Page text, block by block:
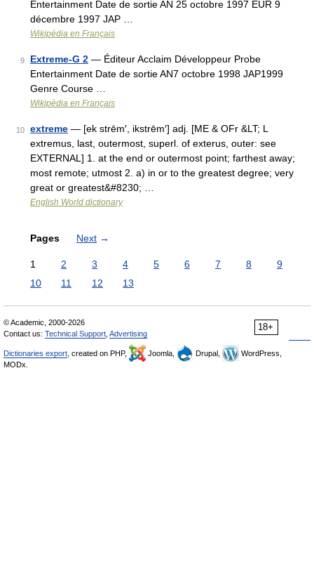
Entertainment Date de sortie AN 25 octobre 1997 EUR 9
décembre 1997 JAP …
Wikipédia en Français
9 Extreme-G 2 — Éditeur Acclaim Développeur Probe
Entertainment Date de sortie AN7 octobre 1998 JAP1999
Genre Course …
Wikipédia en Français
10 extreme — [ek strēm′, ikstrēm′] adj. [ME & OFr &LT; L
extremus, last, outermost, superl. of exterus, outer: see
EXTERNAL] 1. at the end or outermost point; farthest away;
most remote; utmost 2. a) in or to the greatest degree; very
great or greatest&#8230; …
English World dictionary
Pages Next →
1 2 3 4 5 6 7 8
9
10
11 12 13
18+
© Academic, 2000-2026
Contact us: Technical Support Advertising
Dictionaries export , created on PHP, Joomla, Drupal,
WordPress,
MODx.